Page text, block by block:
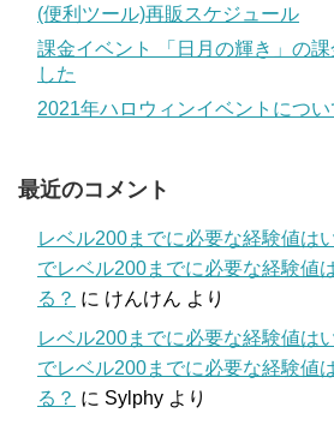
(便利ツール)再販スケジュール
課金イベント 「日月の輝き」の
した
2021年ハロウィンイベントについ
最近のコメント
レベル200までに必要な経験値は
でレベル200までに必要な経験値
る？ に けんけん より
レベル200までに必要な経験値は
でレベル200までに必要な経験値
る？ に Sylphy より